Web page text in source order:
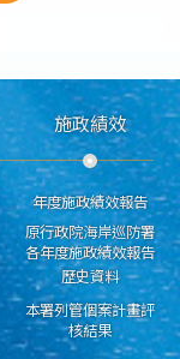
施政績效
年度施政績效報告
原行政院海岸巡防署
各年度施政績效報告
歷史資料
本署列管個案計畫評
核結果